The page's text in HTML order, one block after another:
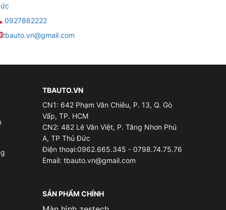
cho xe ô tô đang được sử dụng phổ biến:
với phụ da và chất kết dính. Da PU có mẫu
đem lại. Điểm hạn chế của loại da này là dễ
khắt khe do đó da Nappa vẫn giữ được
tốt. Đặc biệt, loại da Nappa này hiện cũng
President.
0927862222
tbauto.vn@gmail.com
TBAUTO.VN
CN1: 642 Phạm Văn Chiêu, P. 13, Q. Gò
Vấp, TP. HCM
CN2: 482 Lê Văn Việt, P. Tăng Nhơn Phú
A, TP Thủ Đức
Điện thoại:0962.665.345 - 0798.74.75.76
Email: tbauto.vn@gmail.com
SẢN PHẨM CHÍNH